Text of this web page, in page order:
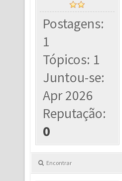
Postagens:
1
Tópicos: 1
Juntou-se:
Apr 2026
Reputação:
0
Encontrar